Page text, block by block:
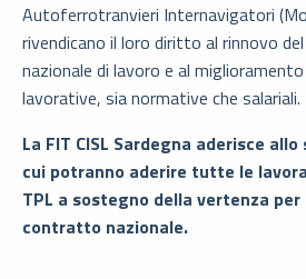
Autoferrotranvieri Internavigatori
rivendicano il loro diritto al rinnovo
nazionale di lavoro e al
lavorative, sia normative che salariali.
La FIT CISL Sardegna aderisce
cui potranno aderire tutte le
TPL a sostegno della vertenza
contratto nazionale.